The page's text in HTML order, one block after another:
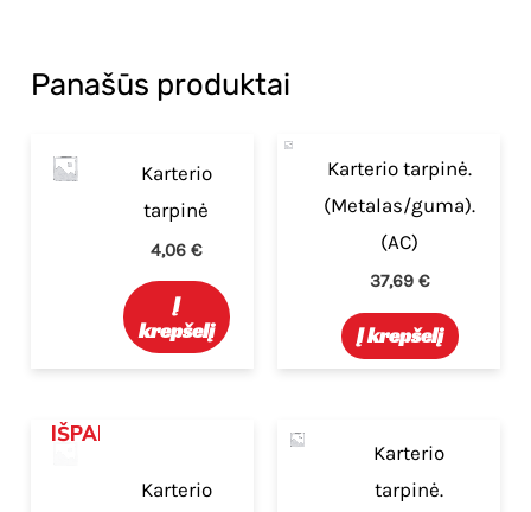
Panašūs produktai
Karterio
tarpinė
4,06€
Į
krepšelį
Karterio tarpinė.
(Metalas/guma).
(AC)
37,69€
Į krepšelį
IŠPARDUOTA
Karterio
Karterio
tarpinė.